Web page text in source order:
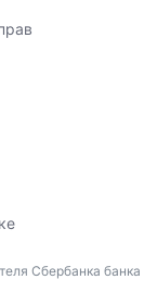
Сбербанка банка